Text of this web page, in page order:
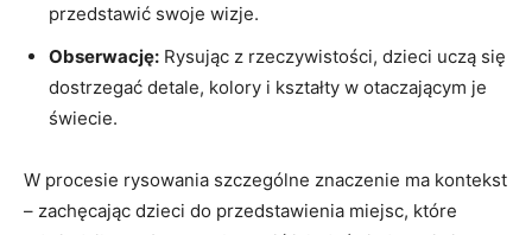
przedstawić swoje wizje.
Obserwację: Rysując z rzeczywistości, dzieci uczą‌ się⁣
dostrzegać detale, kolory i kształty w ⁤otaczającym je
świecie.
W procesie rysowania ⁤szczególne znaczenie​ ma kontekst
– zachęcając dzieci do przedstawienia​ miejsc, które